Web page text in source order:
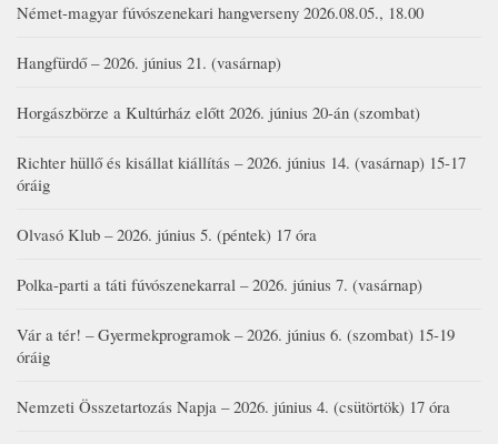
Német-magyar fúvószenekari hangverseny 2026.08.05., 18.00
Hangfürdő – 2026. június 21. (vasárnap)
Horgászbörze a Kultúrház előtt 2026. június 20-án (szombat)
Richter hüllő és kisállat kiállítás – 2026. június 14. (vasárnap) 15-17
óráig
Olvasó Klub – 2026. június 5. (péntek) 17 óra
Polka-parti a táti fúvószenekarral – 2026. június 7. (vasárnap)
Vár a tér! – Gyermekprogramok – 2026. június 6. (szombat) 15-19
óráig
Nemzeti Összetartozás Napja – 2026. június 4. (csütörtök) 17 óra